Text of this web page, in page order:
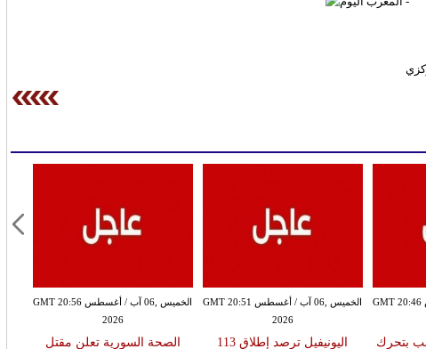
الخميس ,06 آب / أغسطس GMT 20:56
2026
الصحة السورية تعلن مقتل
الخميس ,06 آب / أغسطس GMT 20:51
2026
اليونيفيل ترصد إطلاق 113
الخميس ,06 آب / أغسطس GMT 20:46
بتحرك